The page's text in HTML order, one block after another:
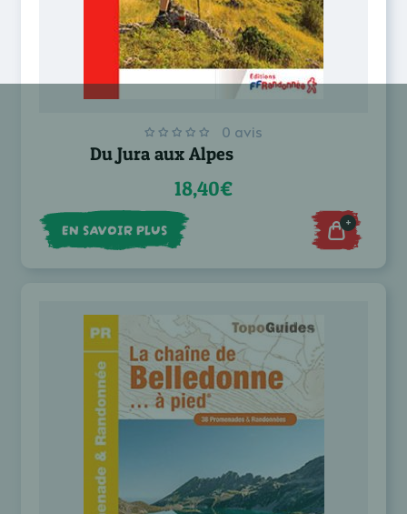
0 avis
Du Jura aux Alpes
18,40€
EN SAVOIR PLUS +